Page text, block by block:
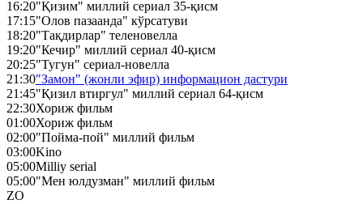
16:20"Қизим" миллий сериал 35-қисм
17:15"Олов пазаанда" кўрсатуви
18:20"Тақдирлар" теленовелла
19:20"Кечир" миллий сериал 40-қисм
20:25"Тугун" сериал-новелла
21:30"Замон" (жонли эфир) информацион дастури
21:45"Қизил втиргул" миллий сериал 64-қисм
22:30Хориж фильм
01:00Хориж фильм
02:00"Пойма-пой" миллий фильм
03:00Kino
05:00Milliy serial
05:00"Мен юлдузман" миллий фильм
ZO